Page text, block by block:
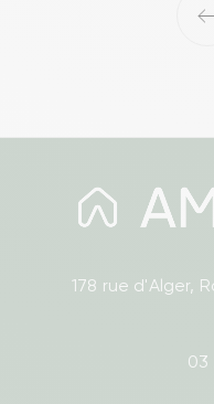
‹
178 rue d'Alger,
03